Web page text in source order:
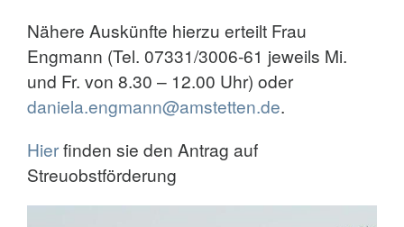
Nähere Auskünfte hierzu erteilt Frau
Engmann (Tel. 07331/3006-61 jeweils Mi.
und Fr. von 8.30 – 12.00 Uhr) oder
daniela.engmann@amstetten.de.
Hierfinden sie den Antrag auf
Streuobstförderung